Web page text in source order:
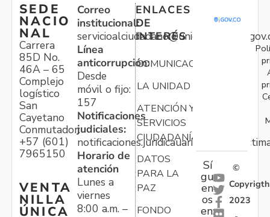
SEDE
NACIO
NAL
Carrera
85D No.
46A – 65
Complejo
logístico
San
Cayetano
Conmutador:
+57 (601)
7965150
VENTA
NILLA
ÚNICA
Correo
institucional:
Línea
anticorrupción:
Desde
móvil o fijo:
157
Notificaciones
judiciales:
Horario de
atención
Lunes a
viernes
8:00 a.m. –
ENLACES
DE
INTERÉS
COMUNICACIONES
LA UNIDAD
ATENCIÓN Y
SERVICIOS
CIUDADANÍA
DATOS
PARA LA
PAZ
FONDO
Sí
gu
en
os
en:
©
Copyrigth
2023